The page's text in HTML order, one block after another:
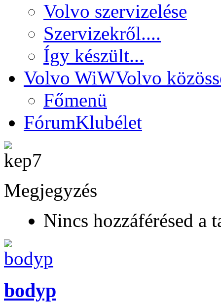
Volvo szervizelése
Szervizekről....
Így készült...
Volvo WiWVolvo
Főmenü
FórumKlubélet
Megjegyzés
Nincs hozzáférésed a
bodyp